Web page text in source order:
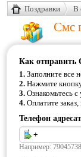
Поздравки В
Смс
Как
1. Заполните все
2. Нажмите
3. Ознакомьтесь
4. Оплатите
Телефон
Например: